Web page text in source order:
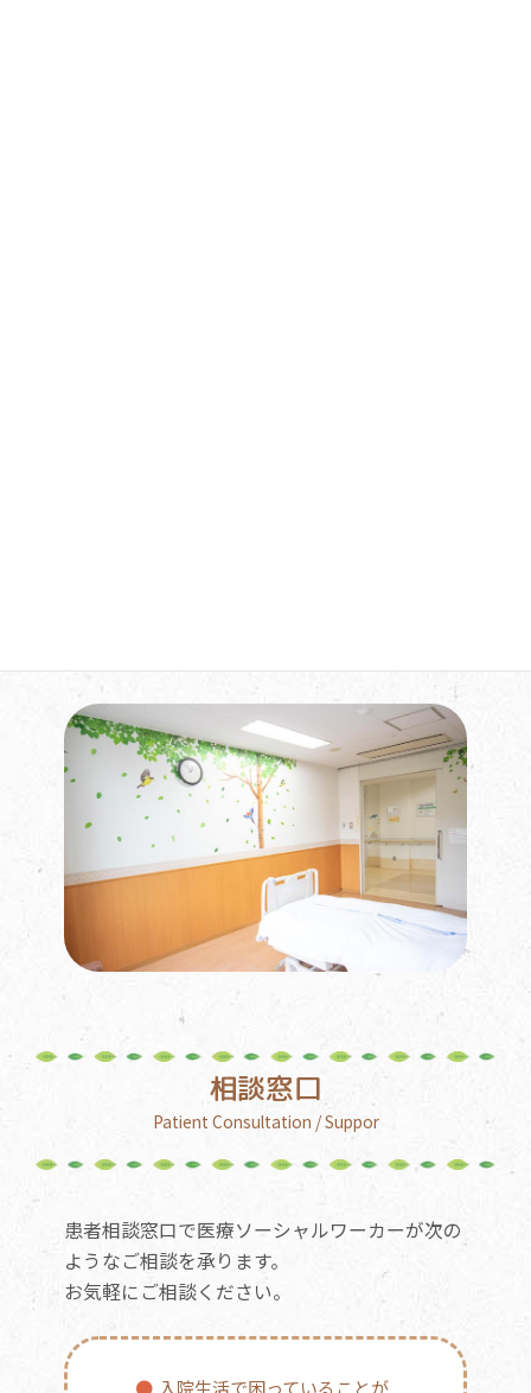
相談窓口
Patient Consultation / Suppor
患者相談窓口で医療ソーシャルワーカーが次の
ようなご相談を承ります。
お気軽にご相談ください。